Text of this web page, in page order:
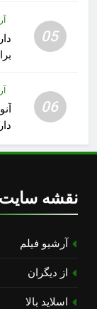
05
06
نقشه سایت
آرشیو فیلم
از دیگران
اسلاید بالا